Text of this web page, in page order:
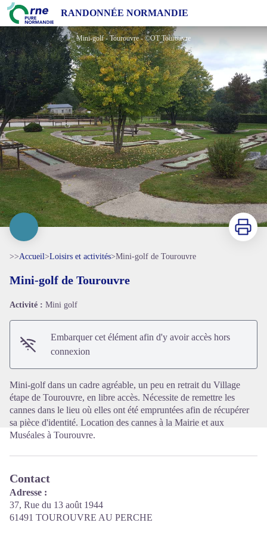
RANDONNÉE NORMANDIE
Mini-golf de Tourouvre
Mini-golf - Tourouvre - ©OT Tourouvre
Voir l'image en plein écran
Imprimer
>>Accueil>Loisirs et activités>Mini-golf de Tourouvre
Mini-golf de Tourouvre
Activité : Mini golf
Embarquer cet élément afin d'y avoir accès hors
connexion
Mini-golf dans un cadre agréable, un peu en retrait du Village
étape de Tourouvre, en libre accès. Nécessite de remettre les
cannes dans le lieu où elles ont été empruntées afin de récupérer
sa pièce d'identité. Location des cannes à la Mairie et aux
Muséales à Tourouvre.
Contact
Adresse :
37, Rue du 13 août 1944
61491 TOUROUVRE AU PERCHE